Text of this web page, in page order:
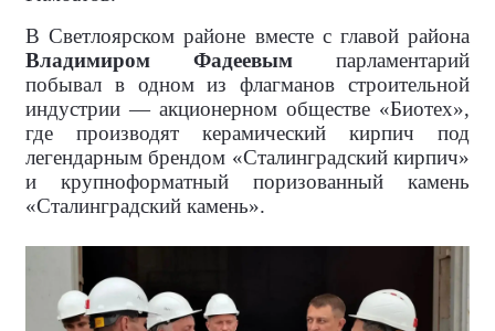
В Светлоярском районе вместе с главой района
Владимиром Фадеевым парламентарий
побывал в одном из флагманов строительной
индустрии — акционерном обществе «Биотех»,
где производят керамический кирпич под
легендарным брендом «Сталинградский кирпич»
и крупноформатный поризованный камень
«Сталинградский камень».